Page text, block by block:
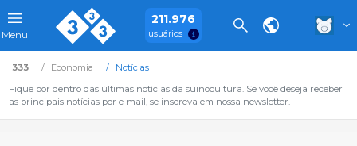
Menu
211.976
usuários
333 Economia
Notícias
Fique por dentro das últimas notícias da suinocultura. Se você deseja receber
as principais notícias por e-mail, se inscreva em nossa newsletter.